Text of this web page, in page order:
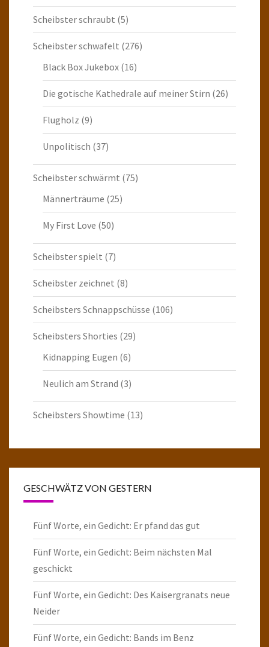
Scheibster schraubt (5)
Scheibster schwafelt (276)
Black Box Jukebox (16)
Die gotische Kathedrale auf meiner Stirn (26)
Flugholz (9)
Unpolitisch (37)
Scheibster schwärmt (75)
Männerträume (25)
My First Love (50)
Scheibster spielt (7)
Scheibster zeichnet (8)
Scheibsters Schnappschüsse (106)
Scheibsters Shorties (29)
Kidnapping Eugen (6)
Neulich am Strand (3)
Scheibsters Showtime (13)
GESCHWÄTZ VON GESTERN
Fünf Worte, ein Gedicht: Er pfand das gut
Fünf Worte, ein Gedicht: Beim nächsten Mal
geschickt
Fünf Worte, ein Gedicht: Des Kaisergranats neue
Neider
Fünf Worte, ein Gedicht: Bands im Benz